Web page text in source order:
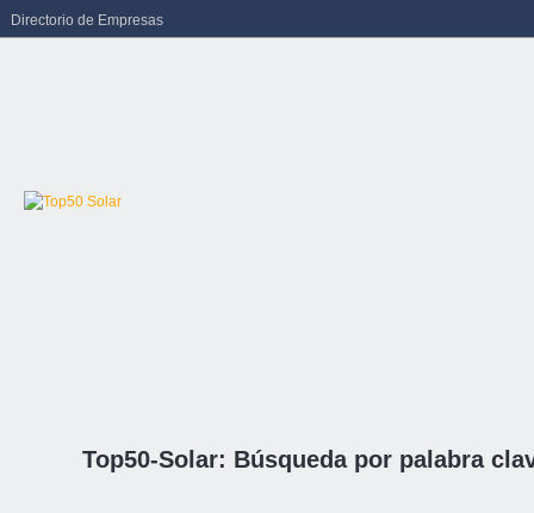
Top50-Solar: Búsqueda por palabra
Directorio de Empresas